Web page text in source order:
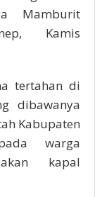
Mamburit
Kamis
tertahan di
dibawanya
Kabupaten
warga
kapal